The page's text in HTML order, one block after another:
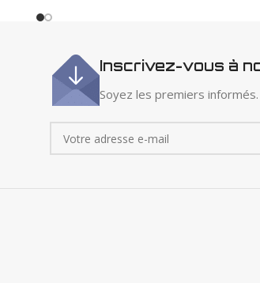
Inscrivez-vous à
Soyez les premiers